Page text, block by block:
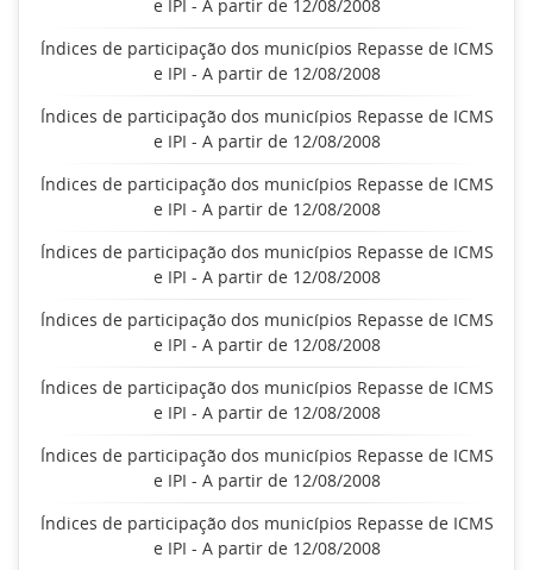
e IPI - A partir de 12/08/2008
Índices de participação dos municípios Repasse de ICMS
e IPI - A partir de 12/08/2008
Índices de participação dos municípios Repasse de ICMS
e IPI - A partir de 12/08/2008
Índices de participação dos municípios Repasse de ICMS
e IPI - A partir de 12/08/2008
Índices de participação dos municípios Repasse de ICMS
e IPI - A partir de 12/08/2008
Índices de participação dos municípios Repasse de ICMS
e IPI - A partir de 12/08/2008
Índices de participação dos municípios Repasse de ICMS
e IPI - A partir de 12/08/2008
Índices de participação dos municípios Repasse de ICMS
e IPI - A partir de 12/08/2008
Índices de participação dos municípios Repasse de ICMS
e IPI - A partir de 12/08/2008